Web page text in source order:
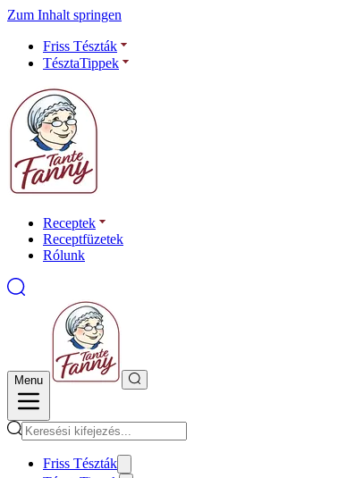
Zum Inhalt springen
Friss Tészták
TésztaTippek
Receptek
Receptfüzetek
Rólunk
Menu
Friss Tészták